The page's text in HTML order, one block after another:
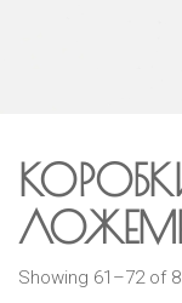
Showing 61–72 of